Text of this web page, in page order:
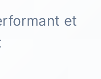
et